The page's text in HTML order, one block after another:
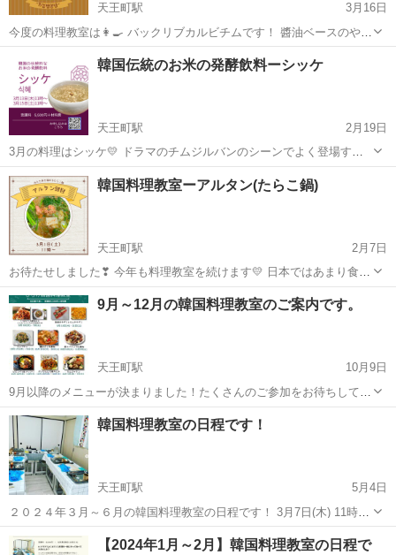
天王町駅
3月16日
今度の料理教室は👩‍🍳 バックリブカルビチムです！ 醬油ベースのやさ
しい味ですが、ご飯のおかずとしても、一品料理としてもとてもおい
しい料理です。 4月3日木曜日 11時から 4月5日土曜日 11時から 受
講料5,500円...
横浜市 天王町駅 韓国料理
韓国伝統のお米の発酵飲料ーシッケ
天王町駅
2月19日
3月の料理はシッケ💛 ドラマのチムジルバンのシーンでよく登場する
ジュースです。 シッケは「ヨッキルム」という麦芽粉を発酵させて作
る体に優しい飲み物です。 ぜひ体験してみましょう。 3月13日木曜
日 11時から...
神奈川 横浜市 天王町駅 韓国料理
韓国料理教室ーアルタン(たらこ鍋)
天王町駅
2月7日
お待たせしました❣ 今年も料理教室を続けます💛 日本ではあまり食べ
られないメニューですが、私の大好きなたらこを使ったピリ辛鍋で
す。 たらこがプチプチ✨、 とても温まる鍋料理です。 3月1日土曜
日 11時から...
神奈川 横浜市 天王町駅 韓国料理
9月～12月の韓国料理教室のご案内です。
天王町駅
10月9日
9月以降のメニューが決まりました！たくさんのご参加をお待ちしてお
ります。 9月5日(木) 11時～ イカのピリ辛酢和えとししとうとしらす炒
め 오징어초무침과 꽈리고추멸치볶음 9月7日(土) 11時～ イカのピリ...
神奈川 横浜市 天王町駅 韓国料理
韓国料理教室の日程です！
天王町駅
5月4日
２０２４年３月～６月の韓国料理教室の日程です！ 3月7日(木) 11時～
春川タッカルビ 3月16日(土) 11時～ 春川タッカルビ 3月23日(土) 11時
～ キムチチヂミとニラチヂミ 3月28日(木) 11時...
神奈川 横浜市 天王町駅 韓国料理 キムチ
【2024年1月～2月】韓国料理教室の日程で